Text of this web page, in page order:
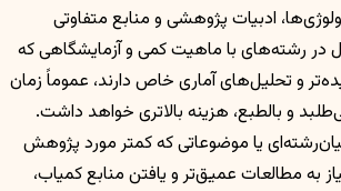
ادبیات پژوهشی و منابع متفاوتی
در رشته‌های با ماهیت کمی و آزمایشگاهی که
و تحلیل‌های آماری خاص دارند، عموماً زمان
و بالطبع، هزینه بالاتری خواهد داشت.
یا موضوعاتی که کمتر مورد پژوهش
به مطالعات عمیق‌تر و یافتن منابع کمیاب،